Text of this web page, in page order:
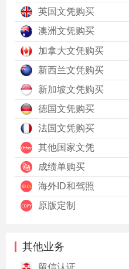
英国文凭购买
澳洲文凭购买
加拿大文凭购买
新西兰文凭购买
新加坡文凭购买
德国文凭购买
法国文凭购买
其他国家文凭
成绩单购买
海外ID和驾照
原版定制
其他业务
留信认证